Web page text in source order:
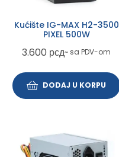
Kućište IG-MAX H2-3500
PIXEL 500W
3.600 рсд~ sa PDV-om
DODAJ U KORPU